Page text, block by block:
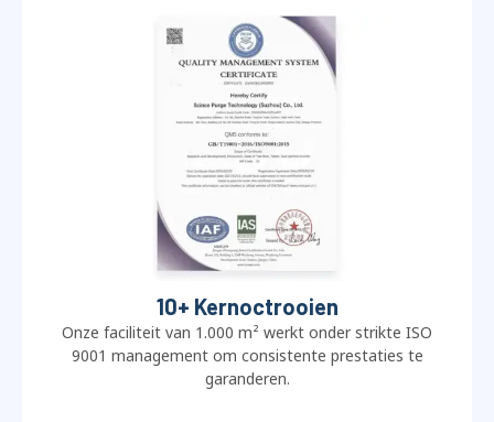
10+ Kernoctrooien
Onze faciliteit van 1.000 m² werkt onder strikte ISO
9001 management om consistente prestaties te
garanderen.